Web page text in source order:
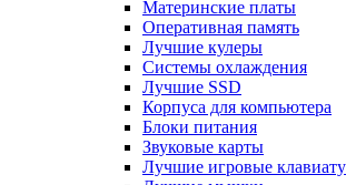
Материнские платы
Оперативная память
Лучшие кулеры
Системы охлаждения
Лучшие SSD
Корпуса для компьютера
Блоки питания
Звуковые карты
Лучшие игровые